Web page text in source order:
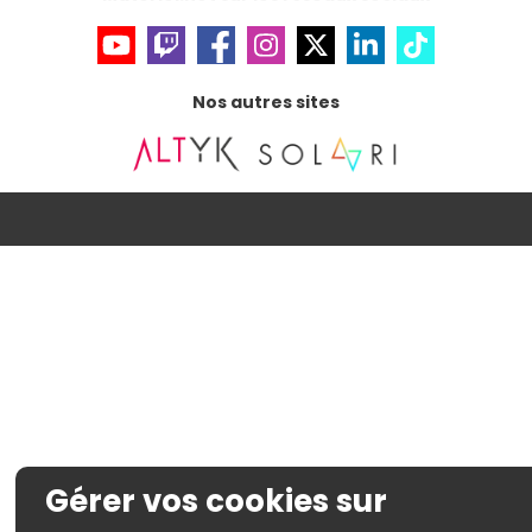
Nos autres sites
Gérer vos cookies sur